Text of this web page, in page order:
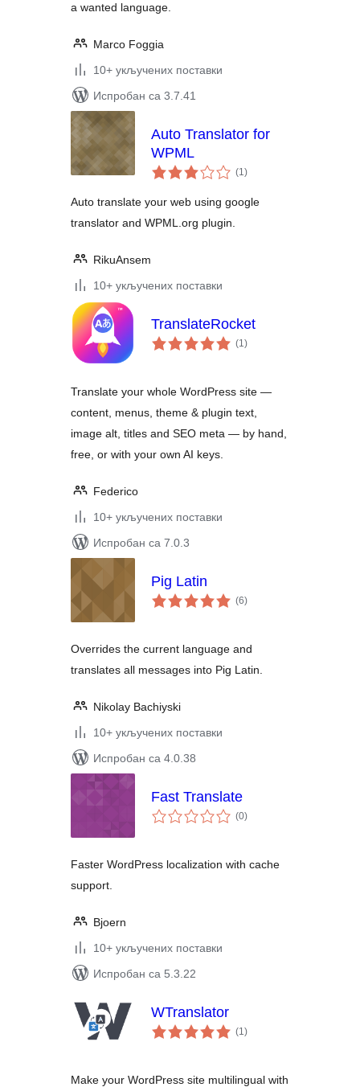
a wanted language.
Marco Foggia
10+ укључених поставки
Испробан са 3.7.41
Auto Translator for
WPML
(1укупних
оцена
)
Auto translate your web using google
translator and WPML.org plugin.
RikuAnsem
10+ укључених поставки
TranslateRocket
(1укупних
оцена
)
Translate your whole WordPress site —
content, menus, theme & plugin text,
image alt, titles and SEO meta — by hand,
free, or with your own AI keys.
Federico
10+ укључених поставки
Испробан са 7.0.3
Pig Latin
(6укупних
оцена
)
Overrides the current language and
translates all messages into Pig Latin.
Nikolay Bachiyski
10+ укључених поставки
Испробан са 4.0.38
Fast Translate
(0укупних
оцена
)
Faster WordPress localization with cache
support.
Bjoern
10+ укључених поставки
Испробан са 5.3.22
WTranslator
(1укупних
оцена
)
Make your WordPress site multilingual with